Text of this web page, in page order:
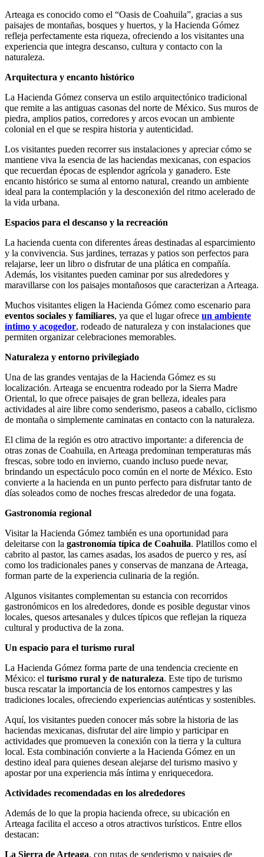
Arteaga es conocido como el “Oasis de Coahuila”, gracias a sus
paisajes de montañas, bosques y huertos, y la Hacienda Gómez
refleja perfectamente esta riqueza, ofreciendo a los visitantes una
experiencia que integra descanso, cultura y contacto con la
naturaleza.
Arquitectura y encanto histórico
La Hacienda Gómez conserva un estilo arquitectónico tradicional
que remite a las antiguas casonas del norte de México. Sus muros de
piedra, amplios patios, corredores y arcos evocan un ambiente
colonial en el que se respira historia y autenticidad.
Los visitantes pueden recorrer sus instalaciones y apreciar cómo se
mantiene viva la esencia de las haciendas mexicanas, con espacios
que recuerdan épocas de esplendor agrícola y ganadero. Este
encanto histórico se suma al entorno natural, creando un ambiente
ideal para la contemplación y la desconexión del ritmo acelerado de
la vida urbana.
Espacios para el descanso y la recreación
La hacienda cuenta con diferentes áreas destinadas al esparcimiento
y la convivencia. Sus jardines, terrazas y patios son perfectos para
relajarse, leer un libro o disfrutar de una plática en compañía.
Además, los visitantes pueden caminar por sus alrededores y
maravillarse con los paisajes montañosos que caracterizan a Arteaga.
Muchos visitantes eligen la Hacienda Gómez como escenario para
eventos sociales y familiares, ya que el lugar ofrece un ambiente
íntimo y acogedor, rodeado de naturaleza y con instalaciones que
permiten organizar celebraciones memorables.
Naturaleza y entorno privilegiado
Una de las grandes ventajas de la Hacienda Gómez es su
localización. Arteaga se encuentra rodeado por la Sierra Madre
Oriental, lo que ofrece paisajes de gran belleza, ideales para
actividades al aire libre como senderismo, paseos a caballo, ciclismo
de montaña o simplemente caminatas en contacto con la naturaleza.
El clima de la región es otro atractivo importante: a diferencia de
otras zonas de Coahuila, en Arteaga predominan temperaturas más
frescas, sobre todo en invierno, cuando incluso puede nevar,
brindando un espectáculo poco común en el norte de México. Esto
convierte a la hacienda en un punto perfecto para disfrutar tanto de
días soleados como de noches frescas alrededor de una fogata.
Gastronomía regional
Visitar la Hacienda Gómez también es una oportunidad para
deleitarse con la gastronomía típica de Coahuila. Platillos como el
cabrito al pastor, las carnes asadas, los asados de puerco y res, así
como los tradicionales panes y conservas de manzana de Arteaga,
forman parte de la experiencia culinaria de la región.
Algunos visitantes complementan su estancia con recorridos
gastronómicos en los alrededores, donde es posible degustar vinos
locales, quesos artesanales y dulces típicos que reflejan la riqueza
cultural y productiva de la zona.
Un espacio para el turismo rural
La Hacienda Gómez forma parte de una tendencia creciente en
México: el turismo rural y de naturaleza. Este tipo de turismo
busca rescatar la importancia de los entornos campestres y las
tradiciones locales, ofreciendo experiencias auténticas y sostenibles.
Aquí, los visitantes pueden conocer más sobre la historia de las
haciendas mexicanas, disfrutar del aire limpio y participar en
actividades que promueven la conexión con la tierra y la cultura
local. Esta combinación convierte a la Hacienda Gómez en un
destino ideal para quienes desean alejarse del turismo masivo y
apostar por una experiencia más íntima y enriquecedora.
Actividades recomendadas en los alrededores
Además de lo que la propia hacienda ofrece, su ubicación en
Arteaga facilita el acceso a otros atractivos turísticos. Entre ellos
destacan:
La Sierra de Arteaga, con rutas de senderismo y paisajes de